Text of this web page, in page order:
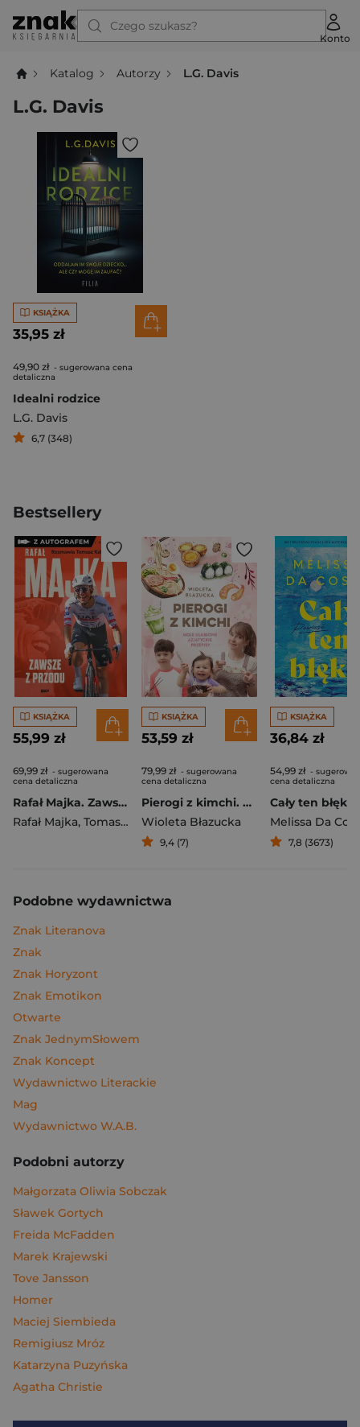
Czego szukasz?
Konto
Katalog Autorzy L.G. Davis
L.G. Davis
KSIĄŻKA
35,95 zł
49,90 zł - sugerowana cena
detaliczna
Idealni rodzice
L.G. Davis
6,7 (348)
Bestsellery
KSIĄŻKA
55,99 zł
69,99 zł - sugerowana
cena detaliczna
Rafał Majka. Zawsze z przodu. Rozmawia Tomasz Kalemba - książka z autografem
Rafał Majka, Tomasz Kalemba
KSIĄŻKA
53,59 zł
79,99 zł - sugerowana
cena detaliczna
Pierogi z kimchi. Moje ulubione azjatyckie przepisy
Wioleta Błazucka
9,4 (7)
KSIĄŻKA
36,84 zł
54,99 zł -
cena detaliczna
Cały ten błękit
Melissa Da
7,8 (3673)
Podobne wydawnictwa
Znak Literanova
Znak
Znak Horyzont
Znak Emotikon
Otwarte
Znak JednymSłowem
Znak Koncept
Wydawnictwo Literackie
Mag
Wydawnictwo W.A.B.
Podobni autorzy
Małgorzata Oliwia Sobczak
Sławek Gortych
Freida McFadden
Marek Krajewski
Tove Jansson
Homer
Maciej Siembieda
Remigiusz Mróz
Katarzyna Puzyńska
Agatha Christie